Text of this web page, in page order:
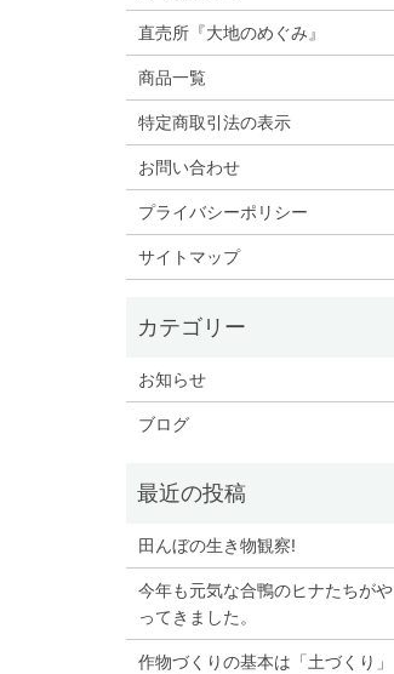
直売所『大地のめぐみ』
商品一覧
特定商取引法の表示
お問い合わせ
プライバシーポリシー
サイトマップ
お知らせ
ブログ
田んぼの生き物観察!
今年も元気な合鴨のヒナたちがや
ってきました。
作物づくりの基本は「土づくり」